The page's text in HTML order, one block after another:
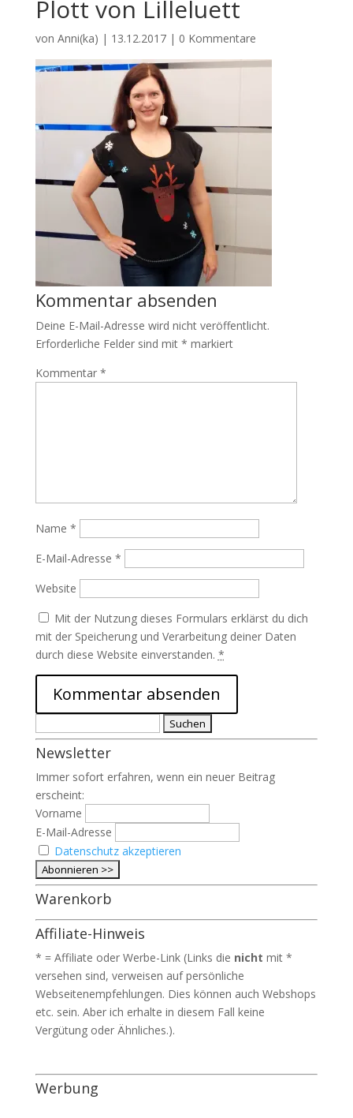
Plott von Lilleluett
von Anni(ka) | 13.12.2017| 0 Kommentare
Kommentar absenden
Deine E-Mail-Adresse wird nicht veröffentlicht.
Erforderliche Felder sind mit * markiert
Kommentar *
Name *
E-Mail-Adresse *
Website
Mit der Nutzung dieses Formulars erklärst du dich
mit der Speicherung und Verarbeitung deiner Daten
durch diese Website einverstanden. *
nach:
Newsletter
Immer sofort erfahren, wenn ein neuer Beitrag
erscheint:
Vorname
E-Mail-Adresse
Datenschutz akzeptieren
Warenkorb
Affiliate-Hinweis
* = Affiliate oder Werbe-Link (Links die nicht mit *
versehen sind, verweisen auf persönliche
Webseitenempfehlungen. Dies können auch Webshops
etc. sein. Aber ich erhalte in diesem Fall keine
Vergütung oder Ähnliches.).
Werbung